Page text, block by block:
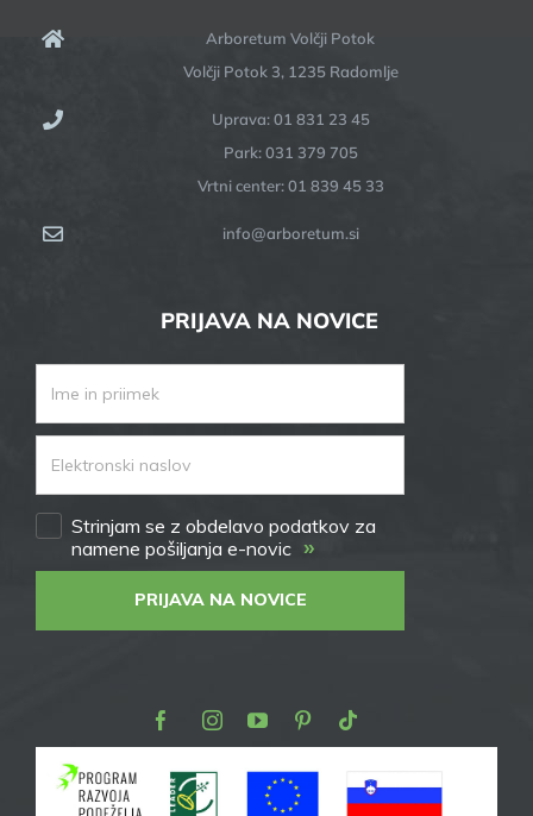
Arboretum Volčji Potok
Volčji Potok 3, 1235 Radomlje
Uprava: 01 831 23 45
Park: 031 379 705
Vrtni center: 01 839 45 33
info@arboretum.si
PRIJAVA NA NOVICE
Strinjam se z obdelavo podatkov za
namene pošiljanja e-novic »
PRIJAVA NA NOVICE
FacebookInstagram
YoutubePinterest